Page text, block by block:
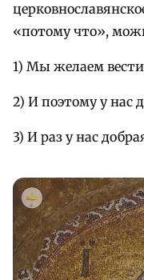
«потому что»,
1) Мы желаем вести
2) И поэтому у нас
3) И раз у нас